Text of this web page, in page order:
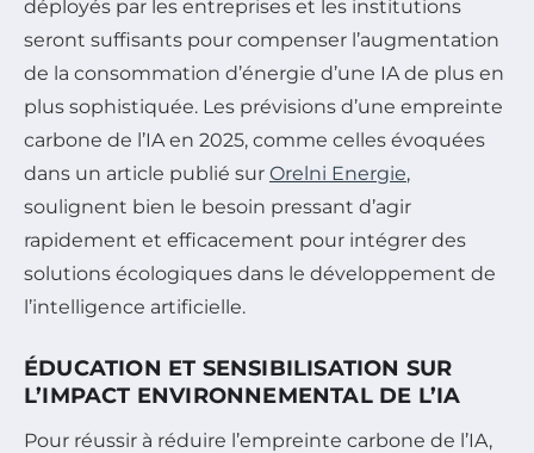
déployés par les entreprises et les institutions
seront suffisants pour compenser l’augmentation
de la consommation d’énergie d’une IA de plus en
plus sophistiquée. Les prévisions d’une empreinte
carbone de l’IA en 2025, comme celles évoquées
dans un article publié sur Orelni Energie,
soulignent bien le besoin pressant d’agir
rapidement et efficacement pour intégrer des
solutions écologiques dans le développement de
l’intelligence artificielle.
ÉDUCATION ET SENSIBILISATION SUR
L’IMPACT ENVIRONNEMENTAL DE L’IA
Pour réussir à réduire l’empreinte carbone de l’IA,